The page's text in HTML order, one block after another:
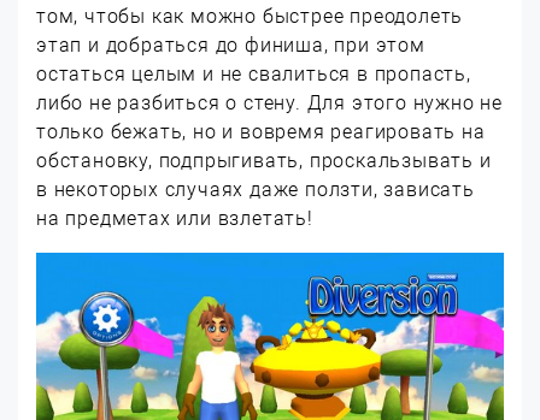
том, чтобы как можно быстрее преодолеть
этап и добраться до финиша, при этом
остаться целым и не свалиться в пропасть,
либо не разбиться о стену. Для этого нужно не
только бежать, но и вовремя реагировать на
обстановку, подпрыгивать, проскальзывать и
в некоторых случаях даже ползти, зависать
на предметах или взлетать!